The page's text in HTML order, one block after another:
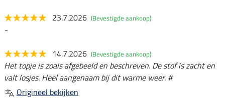
23.7.2026 (Bevestigde aankoop)
-
14.7.2026 (Bevestigde aankoop)
Het topje is zoals afgebeeld en beschreven. De stof is zacht en
valt losjes. Heel aangenaam bij dit warme weer. #
Origineel bekijken